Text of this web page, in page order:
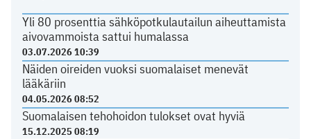
Yli 80 prosenttia sähköpotkulautailun aiheuttamista
aivovammoista sattui humalassa
03.07.2026 10:39
Näiden oireiden vuoksi suomalaiset menevät
lääkäriin
04.05.2026 08:52
Suomalaisen tehohoidon tulokset ovat hyviä
15.12.2025 08:19